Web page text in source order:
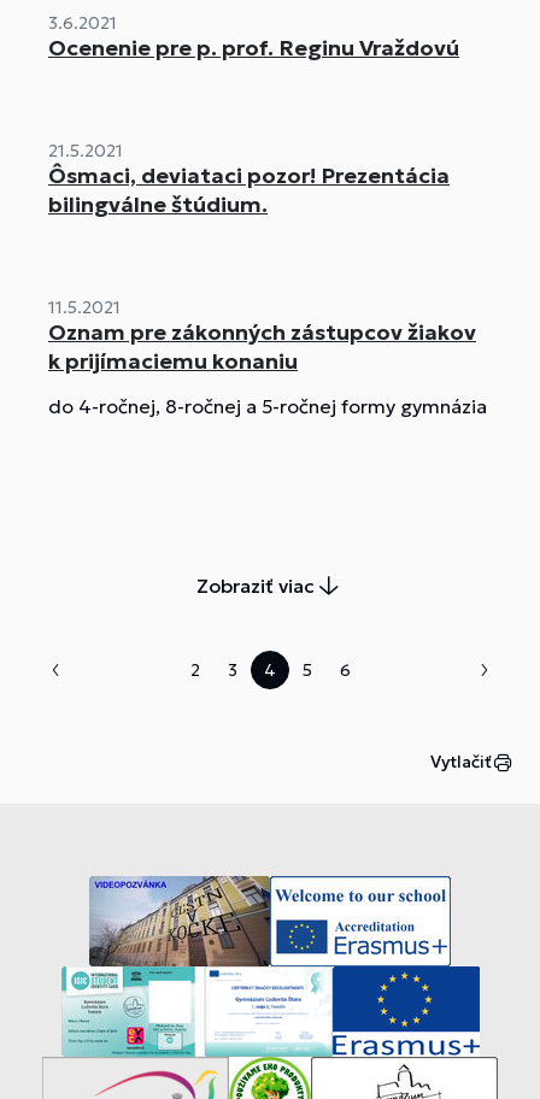
3.6.2021
Ocenenie pre p. prof. Reginu Vraždovú
21.5.2021
Ôsmaci, deviataci pozor! Prezentácia
bilingválne štúdium.
11.5.2021
Oznam pre zákonných zástupcov žiakov
k prijímaciemu konaniu
do 4-ročnej, 8-ročnej a 5-ročnej formy gymnázia
Zobraziť viac
2 3 4 5 6
Vytlačiť